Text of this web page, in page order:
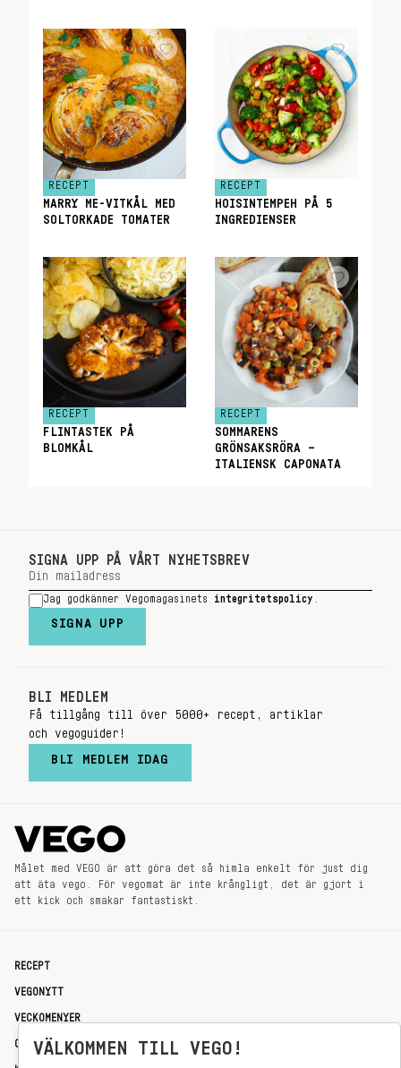
RECEPT
MARRY ME-VITKÅL MED
SOLTORKADE TOMATER
RECEPT
HOISINTEMPEH PÅ 5
INGREDIENSER
RECEPT
FLINTASTEK PÅ
BLOMKÅL
RECEPT
SOMMARENS
GRÖNSAKSRÖRA –
ITALIENSK CAPONATA
SIGNA UPP PÅ VÅRT NYHETSBREV
Jag godkänner Vegomagasinets integritetspolicy
SIGNA UPP
BLI MEDLEM
Få tillgång till över 5000+ recept, artiklar
och vegoguider!
BLI MEDLEM IDAG
Målet med VEGO är att göra det så himla enkelt för just dig
att äta vego. För vegomat är inte krångligt, det är gjort i
ett kick och smakar fantastiskt.
RECEPT
VEGONYTT
VECKOMENYER
OM OSSVÄLKOMMEN TILL VEGO!